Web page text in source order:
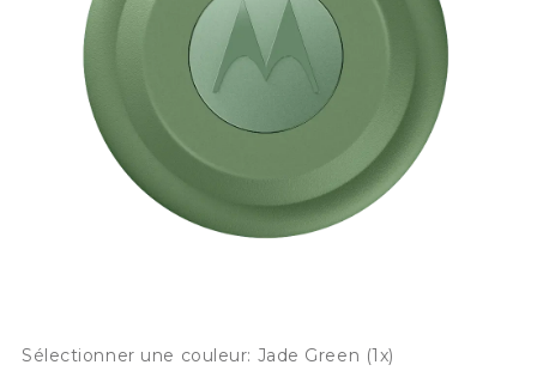
Sélectionner une couleur: Jade Green (1x)